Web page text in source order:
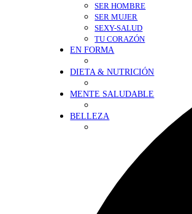
SER HOMBRE
SER MUJER
SEXY-SALUD
TU CORAZÓN
EN FORMA
DIETA & NUTRICIÓN
MENTE SALUDABLE
BELLEZA